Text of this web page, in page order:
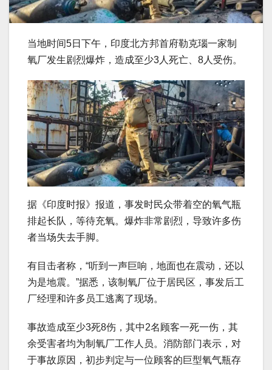
当地时间5日下午，印度北方邦首府勒克瑙一家制
氧厂发生剧烈爆炸，造成至少3人死亡、8人受伤。
据《印度时报》报道，事发时民众带着空的氧气瓶
排起长队，等待充氧。爆炸非常剧烈，导致许多伤
者当场失去手脚。
有目击者称，“听到一声巨响，地面也在震动，还以
为是地震。”据悉，该制氧厂位于居民区，事发后工
厂经理和许多员工逃离了现场。
事故造成至少3死8伤，其中2名顾客一死一伤，其
余受害者均为制氧厂工作人员。消防部门表示，对
于事故原因，初步判定与一位顾客的巨型氧气瓶存